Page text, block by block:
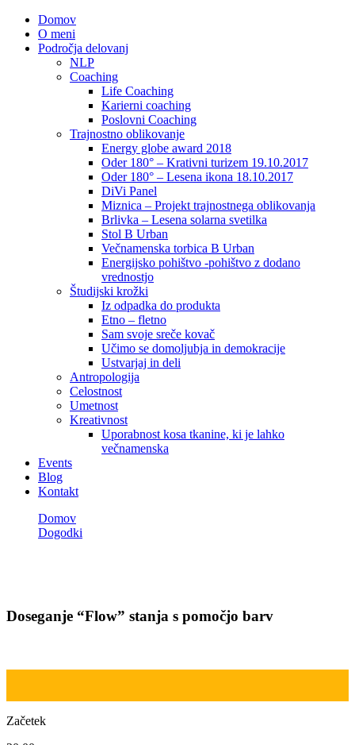
Domov
O meni
Področja delovanj
NLP
Coaching
Life Coaching
Karierni coaching
Poslovni Coaching
Trajnostno oblikovanje
Energy globe award 2018
Oder 180° – Krativni turizem 19.10.2017
Oder 180° – Lesena ikona 18.10.2017
DiVi Panel
Miznica – Projekt trajnostnega oblikovanja
Brlivka – Lesena solarna svetilka
Stol B Urban
Večnamenska torbica B Urban
Energijsko pohištvo -pohištvo z dodano
vrednostjo
Študijski krožki
Iz odpadka do produkta
Etno – fletno
Sam svoje sreče kovač
Učimo se domoljubja in demokracije
Ustvarjaj in deli
Antropologija
Celostnost
Umetnost
Kreativnost
Uporabnost kosa tkanine, ki je lahko
večnamenska
Events
Blog
Kontakt
Domov
Dogodki
Doseganje “Flow” stanja s pomočjo barv
Začetek